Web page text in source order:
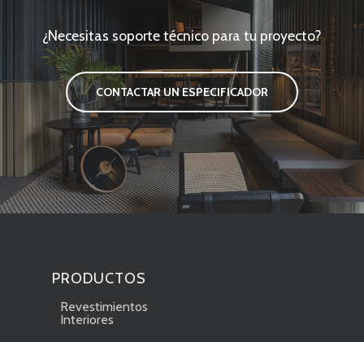
¿Necesitas soporte técnico para tu proyecto?
CONTACTAR UN ESPECIFICADOR
PRODUCTOS
Revestimientos
Interiores